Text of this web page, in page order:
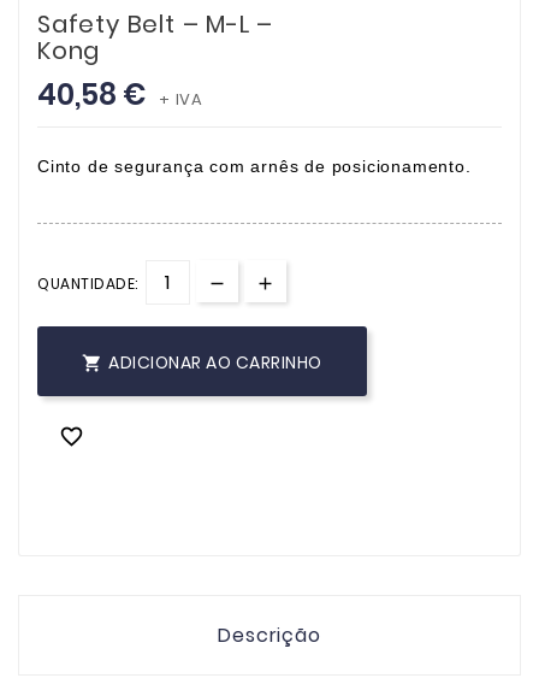
Safety Belt – M-L –
Kong
40,58 € + IVA
Cinto de segurança com arnês de posicionamento.
QUANTIDADE:
 ADICIONAR AO CARRINHO

Descrição